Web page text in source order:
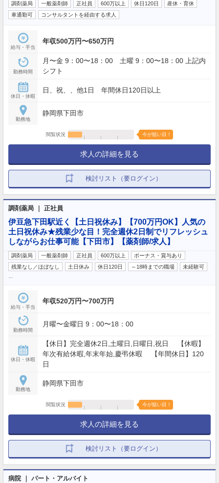
調剤薬局 一般薬剤師 正社員 600万以上 休日120日
産休・育休
車通勤可
コンサルタントを経由する求人
給与・手当
年収500万円〜650万円
勤務時間
月〜金 9：00〜18：00 土曜 9：00〜18：00 上記内
シフト
休日・休暇
日、祝、、他1日 年間休日120日以上
勤務地
静岡県下田市
閲覧状況 今が狙い目！
求人の詳細を見る
検討リスト（要ログイン）
調剤薬局 ｜ 正社員
伊豆急下田駅近く【土日祝休み】【700万円OK】人気の
土日祝休み★残業少な目！完全週休2日制でリフレッシュ
しながらお仕事可能【下田市】【薬剤師/求人】
調剤薬局 一般薬剤師 正社員 600万以上
ボーナス・賞与あり
残業なし／ほぼなし
土日休み 休日120日 ～18時までの職場 未経験可
給与・手当
年収520万円〜700万円
勤務時間
月曜〜金曜日 9：00〜18：00
休日・休暇
【休日】完全週休2日,土曜日,日曜日,祝日 【休暇】
年次有給休暇,年末年始,慶弔休暇 【年間休日】120
日
勤務地
静岡県下田市
閲覧状況 今が狙い目！
求人の詳細を見る
検討リスト（要ログイン）
病院 ｜ パート・アルバイト